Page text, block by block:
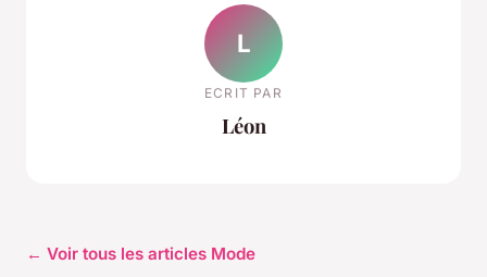
L
ECRIT PAR
Léon
← Voir tous les articles Mode